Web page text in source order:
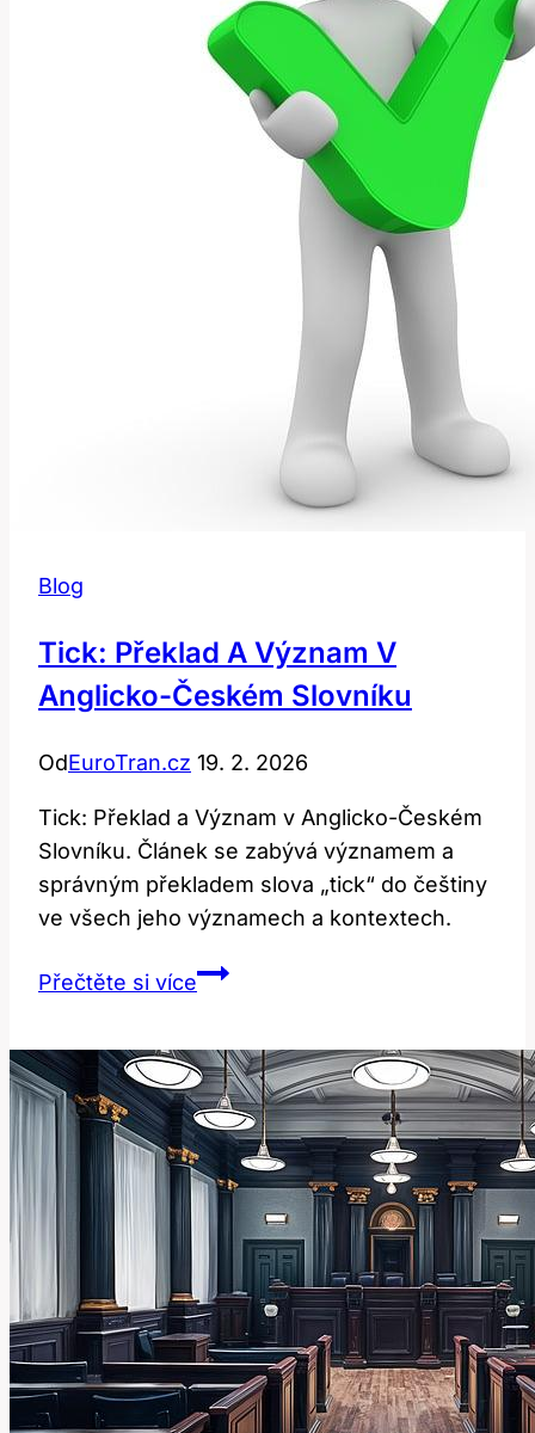
Blog
Tick: Překlad A Význam V
Anglicko-Českém Slovníku
OdEuroTran.cz 19. 2. 2026
Tick: Překlad a Význam v Anglicko-Českém
Slovníku. Článek se zabývá významem a
správným překladem slova „tick“ do češtiny
ve všech jeho významech a kontextech.
Přečtěte si víceTick:
Význam
v
Anglicko-
Českém
Slovníku